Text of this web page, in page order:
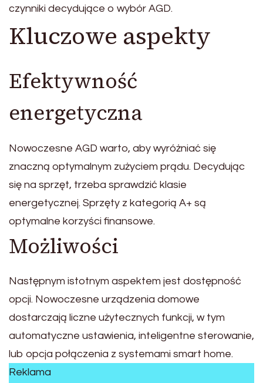
czynniki decydujące o wybór AGD.
Kluczowe aspekty
Efektywność
energetyczna
Nowoczesne AGD warto, aby wyróżniać się
znaczną optymalnym zużyciem prądu. Decydując
się na sprzęt, trzeba sprawdzić klasie
energetycznej. Sprzęty z kategorią A+ są
optymalne korzyści finansowe.
Możliwości
Następnym istotnym aspektem jest dostępność
opcji. Nowoczesne urządzenia domowe
dostarczają liczne użytecznych funkcji, w tym
automatyczne ustawienia, inteligentne sterowanie,
lub opcja połączenia z systemami smart home.
Reklama